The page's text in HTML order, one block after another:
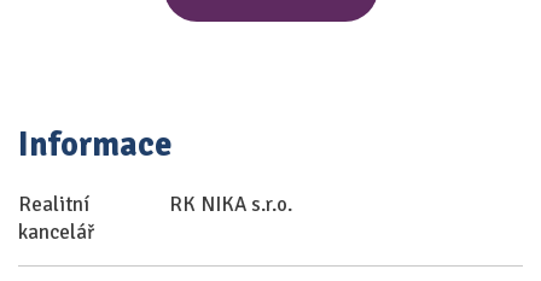
Informace
Realitní
kancelář
RK NIKA s.r.o.